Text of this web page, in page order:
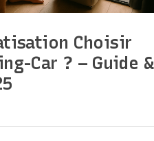
Choisir
Car ? – Guide &